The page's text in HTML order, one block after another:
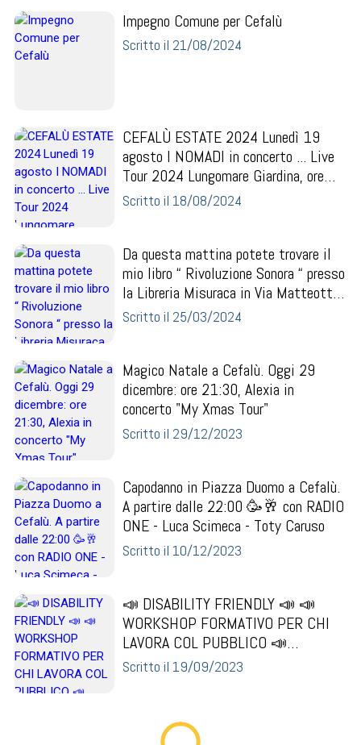
Impegno Comune per Cefalù
Scritto il 21/08/2024
CEFALÙ ESTATE 2024 Lunedì 19
agosto I NOMADI in concerto ... Live
Tour 2024 Lungomare Giardina, ore
22:00 Ingresso liber...
Scritto il 18/08/2024
Da questa mattina potete trovare il
mio libro “ Rivoluzione Sonora “ presso
la Libreria Misuraca in Via Matteotti,
18 a...
Scritto il 25/03/2024
Magico Natale a Cefalù. Oggi 29
dicembre: ore 21:30, Alexia in
concerto "My Xmas Tour"
Scritto il 29/12/2023
Capodanno in Piazza Duomo a Cefalù.
A partire dalle 22:00 🥳🥂 con RADIO
ONE - Luca Scimeca - Toty Caruso
Scritto il 10/12/2023
📣 DISABILITY FRIENDLY 📣 📣
WORKSHOP FORMATIVO PER CHI
LAVORA COL PUBBLICO 📣
MIGLIORIAMO L’ACCESSIBILITÀ DEI
Scritto il 19/09/2023